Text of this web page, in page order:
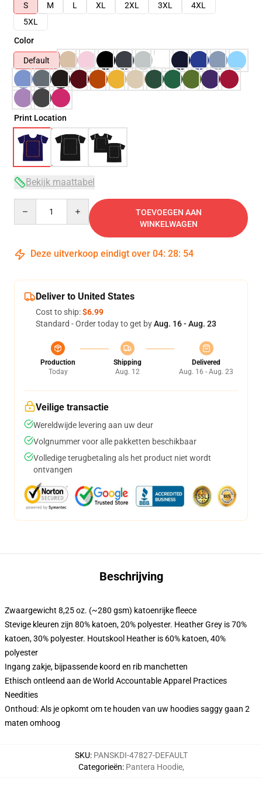
S
M L XL 2XL 3XL
4XL
5XL
Color
Default
Print Location
Bekijk maattabel
TOEVOEGEN AAN
WINKELWAGEN
Deze uitverkoop eindigt over 04: 28: 54
Deliver to United States
Cost to ship:$6.99
Standard - Order today to get byAug. 16 - Aug. 23
Production
Today
Shipping
Aug. 12
Delivered
Aug. 16 - Aug. 23
Veilige transactie
Wereldwijde levering aan uw deur
Volgnummer voor alle pakketten beschikbaar
Volledige terugbetaling als het product niet wordt
ontvangen
Beschrijving
Zwaargewicht 8,25 oz. (~280 gsm) katoenrijke fleece
Stevige kleuren zijn 80% katoen, 20% polyester. Heather Grey is 70%
katoen, 30% polyester. Houtskool Heather is 60% katoen, 40%
polyester
Ingang zakje, bijpassende koord en rib manchetten
Ethisch ontleend aan de World Accountable Apparel Practices
Needities
Onthoud: Als je opkomt om te houden van uw hoodies saggy gaan 2
maten omhoog
SKU: PANSKDI-47827-DEFAULT
Categorieën: Pantera Hoodie,